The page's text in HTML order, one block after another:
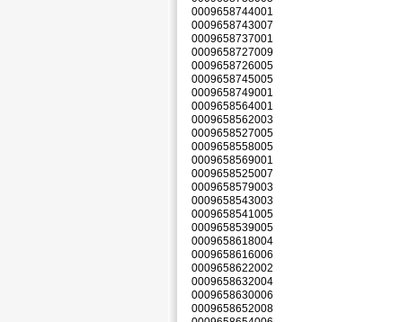
0009658744001
0009658743007
0009658737001
0009658727009
0009658726005
0009658745005
0009658749001
0009658564001
0009658562003
0009658527005
0009658558005
0009658569001
0009658525007
0009658579003
0009658543003
0009658541005
0009658539005
0009658618004
0009658616006
0009658622002
0009658632004
0009658630006
0009658652008